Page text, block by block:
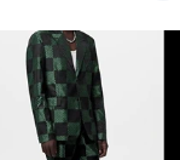
Demon
Slayer